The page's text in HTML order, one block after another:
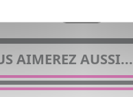
AIMEREZ AUSSI...